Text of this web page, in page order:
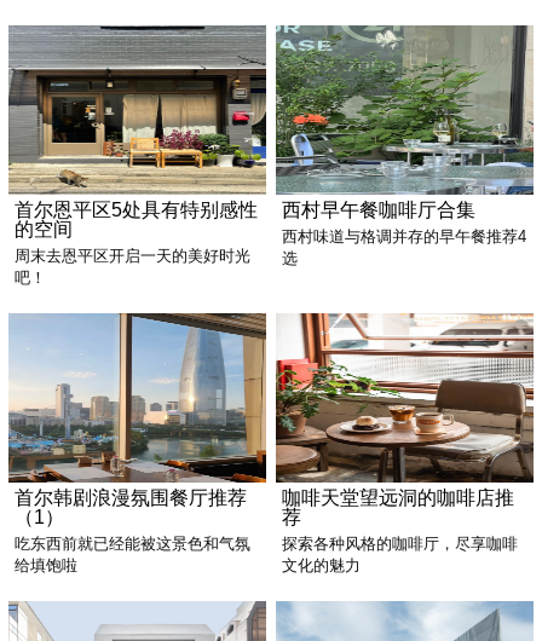
首尔恩平区5处具有特别感性
的空间
周末去恩平区开启一天的美好时光
吧！
西村早午餐咖啡厅合集
西村味道与格调并存的早午餐推荐4
选
首尔韩剧浪漫氛围餐厅推荐
（1）
吃东西前就已经能被这景色和气氛
给填饱啦
咖啡天堂望远洞的咖啡店推
荐
探索各种风格的咖啡厅，尽享咖啡
文化的魅力